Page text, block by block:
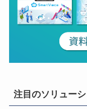
注目のソリュー